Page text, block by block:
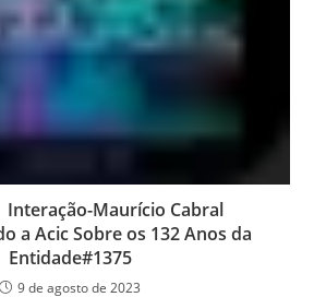
Maurício Cabral
a Acic Sobre os 132 Anos da
Entidade#1375
9 de agosto de 2023